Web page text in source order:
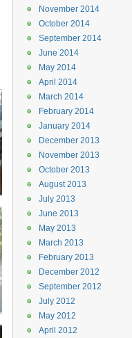
November 2014
October 2014
September 2014
June 2014
May 2014
April 2014
March 2014
February 2014
January 2014
December 2013
November 2013
October 2013
August 2013
July 2013
June 2013
May 2013
March 2013
February 2013
December 2012
September 2012
July 2012
May 2012
April 2012